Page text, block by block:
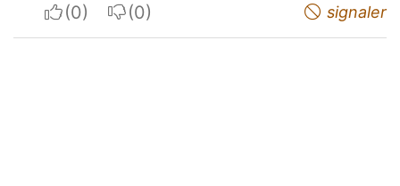
I apreciateI do not appreciate signaler